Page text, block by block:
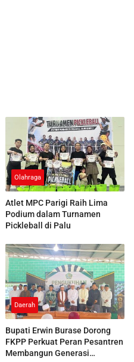
Olahraga
Atlet MPC Parigi Raih Lima
Podium dalam Turnamen
Pickleball di Palu
Daerah
Bupati Erwin Burase Dorong
FKPP Perkuat Peran Pesantren
Membangun Generasi